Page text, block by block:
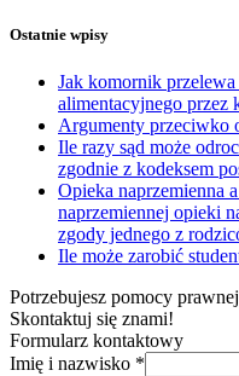
Ostatnie wpisy
Jak komornik
alimentacyjnego przez
Argumenty przeciwko
Ile razy sąd może
zgodnie z kodeksem
Opieka naprzemienna
naprzemiennej opieki
zgody jednego z
Ile może zarobić
Potrzebujesz pomocy
Skontaktuj się znami!
Formularz kontaktowy
Imię i nazwisko *